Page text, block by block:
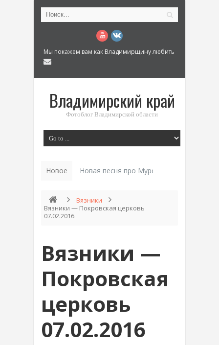
Мы покажем вам как Владимирщину любить
Владимирский край
Фотоблог Владимирской области
Новое Новая песня про Муром: «Былинный
Вязники
Вязники — Покровская церковь
07.02.2016
Вязники —
Покровская
церковь
07.02.2016